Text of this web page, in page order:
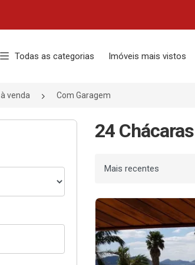
Todas as categorias Imóveis mais vistos
venda Com Garagem
24
Ordenar por